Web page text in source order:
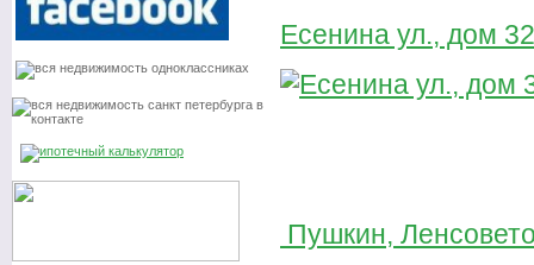
Есенина ул., дом
Пушкин,